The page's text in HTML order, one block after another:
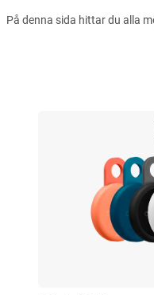
På denna sida hittar du alla